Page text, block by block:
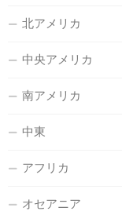
北アメリカ
中央アメリカ
南アメリカ
中東
アフリカ
オセアニア